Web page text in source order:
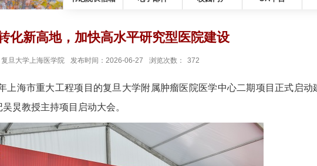
化新高地，加快高水平研究型医院建设
旦大学上海医学院 发布时间：2026-06-27 浏览次数： 372
上海市重大工程项目的复旦大学附属肿瘤医院医学中心二期项目正式启动
炅教授主持项目启动大会。